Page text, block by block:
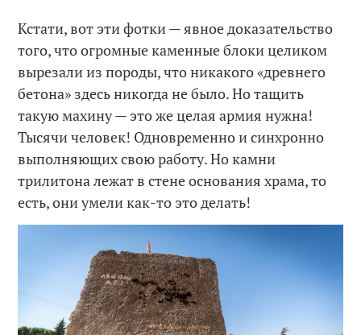
Кстати, вот эти фотки — явное доказательство
того, что огромные каменные блоки целиком
вырезали из породы, что никакого «древнего
бетона» здесь никогда не было. Но тащить
такую махину — это же целая армия нужна!
Тысячи человек! Одновременно и синхронно
выполняющих свою работу. Но камни
трилитона лежат в стене основания храма, то
есть, они умели как-то это делать!